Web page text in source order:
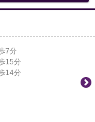
7分
15分
14分